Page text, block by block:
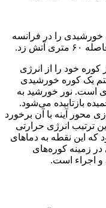
را در فرانسه
از انرژی
خورشیدی
خورشید به
می‌شود.
با آن برخورد
حرارتی
به دماهای
کوره‌های